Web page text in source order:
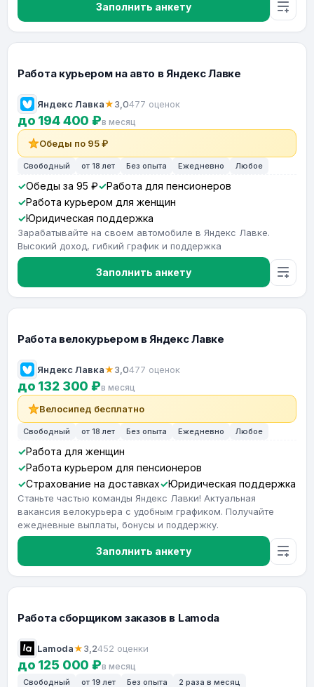
Заполнить анкету
Работа курьером на авто в Яндекс Лавке
Яндекс Лавка★3,0477 оценок
до 194 400 ₽в месяц
Обеды по 95 ₽
Свободный от 18 лет Без опыта Ежедневно Любое
Обеды за 95 ₽
Работа для пенсионеров
Работа курьером для женщин
Юридическая поддержка
Зарабатывайте на своем автомобиле в Яндекс Лавке.
Высокий доход, гибкий график и поддержка
Заполнить анкету
Работа велокурьером в Яндекс Лавке
Яндекс Лавка★3,0477 оценок
до 132 300 ₽в месяц
Велосипед бесплатно
Свободный от 18 лет Без опыта Ежедневно Любое
Работа для женщин
Работа курьером для пенсионеров
Страхование на доставках
Юридическая поддержка
Станьте частью команды Яндекс Лавки! Актуальная
вакансия велокурьера с удобным графиком. Получайте
ежедневные выплаты, бонусы и поддержку.
Заполнить анкету
Работа сборщиком заказов в Lamoda
Lamoda★3,2452 оценки
до 125 000 ₽в месяц
Свободный от 19 лет Без опыта
2 раза в месяц